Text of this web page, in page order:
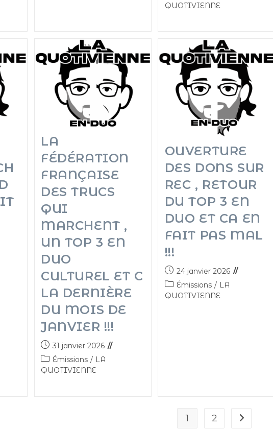
QUOTIVIENNE
LA
FÉDÉRATION
FRANÇAISE
DES TRUCS
QUI
MARCHENT ,
UN TOP 3 EN
DUO
CULTUREL ET C
LA DERNIÈRE
DU MOIS DE
JANVIER !!!
31 janvier 2026
Émissions / LA
QUOTIVIENNE
OUVERTURE
DES DONS SUR
REC , RETOUR
DU TOP 3 EN
DUO ET CA EN
FAIT PAS MAL
!!!
24 janvier 2026
Émissions / LA
QUOTIVIENNE
1 2